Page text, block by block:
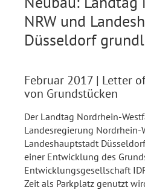
NRW und
Düsseldorf
Februar 2017 | Letter
von Grundstücken
Der Landtag Nordrhein-
Landesregierung Nordrhein-
Landeshauptstadt
einer Entwicklung des
Entwicklungsgesellschaft
Zeit als Parkplatz genutzt